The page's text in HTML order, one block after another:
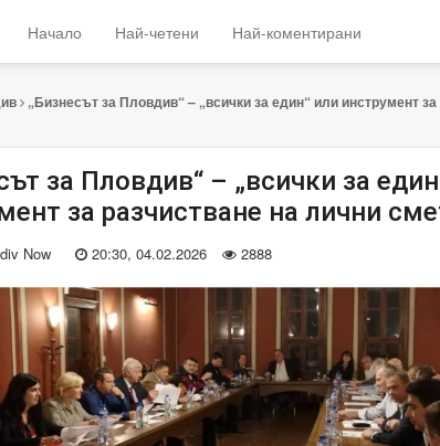
Начало Най-четени Най-коментирани
„Бизнесът за Пловдив“ – „всички за един“ или инструмент
за Пловдив“ – „всички за
за разчистване на лични
Now 20:30, 04.02.2026 2888